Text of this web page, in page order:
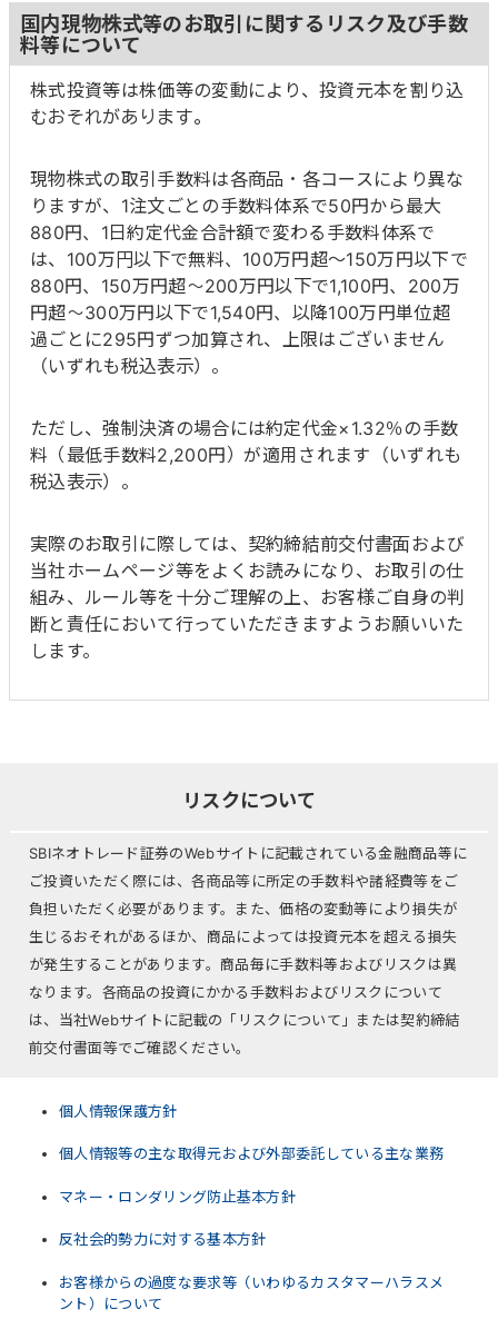
国内現物株式等のお取引に関するリスク及び手数
料等について
株式投資等は株価等の変動により、投資元本を割り込
むおそれがあります。
現物株式の取引手数料は各商品・各コースにより異な
りますが、1注文ごとの手数料体系で50円から最大
880円、1日約定代金合計額で変わる手数料体系で
は、100万円以下で無料、100万円超～150万円以下で
880円、150万円超～200万円以下で1,100円、200万
円超～300万円以下で1,540円、以降100万円単位超
過ごとに295円ずつ加算され、上限はございません
（いずれも税込表示）。
ただし、強制決済の場合には約定代金×1.32％の手数
料（最低手数料2,200円）が適用されます（いずれも
税込表示）。
実際のお取引に際しては、契約締結前交付書面および
当社ホームページ等をよくお読みになり、お取引の仕
組み、ルール等を十分ご理解の上、お客様ご自身の判
断と責任において行っていただきますようお願いいた
します。
リスクについて
SBIネオトレード証券のWebサイトに記載されている金融商品等に
ご投資いただく際には、各商品等に所定の手数料や諸経費等をご
負担いただく必要があります。また、価格の変動等により損失が
生じるおそれがあるほか、商品によっては投資元本を超える損失
が発生することがあります。商品毎に手数料等およびリスクは異
なります。各商品の投資にかかる手数料およびリスクについて
は、当社Webサイトに記載の「リスクについて」または契約締結
前交付書面等でご確認ください。
個人情報保護方針
個人情報等の主な取得元および外部委託している主な業務
マネー・ロンダリング防止基本方針
反社会的勢力に対する基本方針
お客様からの過度な要求等（いわゆるカスタマーハラスメ
ント）について